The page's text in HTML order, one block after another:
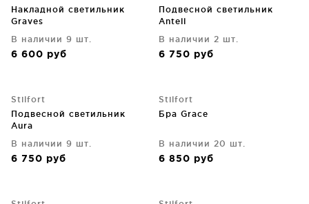
Накладной светильник
Graves
В наличии 9 шт.
6 600 руб
Подвесной светильник
Antell
В наличии 2 шт.
6 750 руб
Stilfort
Подвесной светильник
Aura
В наличии 9 шт.
6 750 руб
Stilfort
Бра Grace
В наличии 20 шт.
6 850 руб